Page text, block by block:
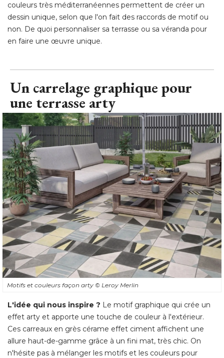
couleurs très méditerranéennes permettent de créer un
dessin unique, selon que l'on fait des raccords de motif ou
non. De quoi personnaliser sa terrasse ou sa véranda pour
en faire une œuvre unique.
Un carrelage graphique pour
une terrasse arty
Motifs et couleurs façon arty © Leroy Merlin
L'idée qui nous inspire ? Le motif graphique qui crée un
effet arty et apporte une touche de couleur à l'extérieur.
Ces carreaux en grès cérame effet ciment affichent une
allure haut-de-gamme grâce à un fini mat, très chic. On
n'hésite pas à mélanger les motifs et les couleurs pour